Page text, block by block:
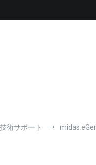
術サポート midas